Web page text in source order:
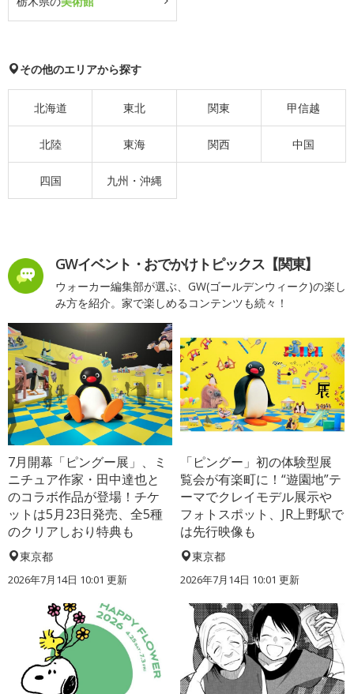
その他のエリアから探す
北海道 東北 関東 甲信越
北陸 東海 関西 中国
四国 九州・沖縄
GWイベント・おでかけトピックス【関東】
ウォーカー編集部が選ぶ、GW(ゴールデンウィーク)の楽し
み方を紹介。家で楽しめるコンテンツも続々！
7月開幕「ピングー展」、ミ
ニチュア作家・田中達也と
のコラボ作品が登場！チケ
ットは5月23日発売、全5種
のクリアしおり特典も
東京都
2026年7月14日 10:01 更新
「ピングー」初の体験型展
覧会が有楽町に！“遊園地”テ
ーマでクレイモデル展示や
フォトスポット、JR上野駅で
は先行映像も
東京都
2026年7月14日 10:01 更新